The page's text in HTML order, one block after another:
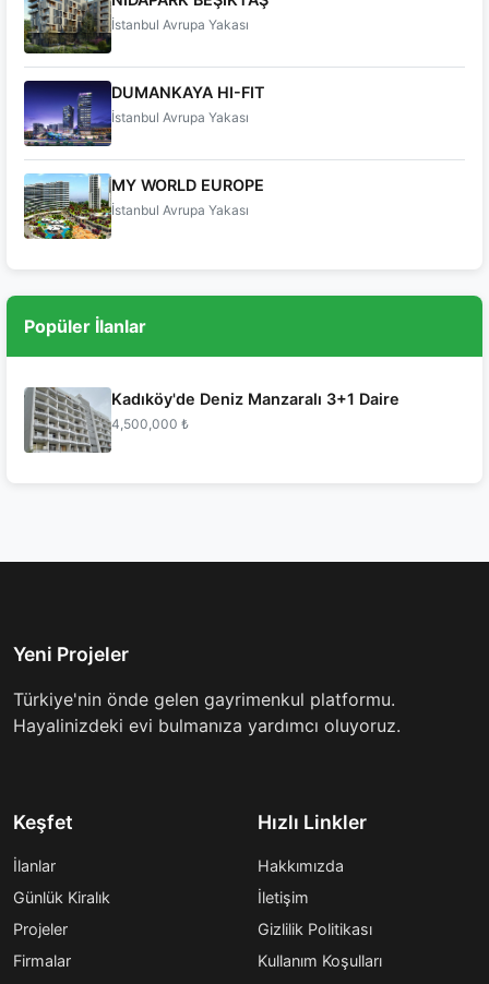
İstanbul Avrupa Yakası
DUMANKAYA HI-FIT
İstanbul Avrupa Yakası
MY WORLD EUROPE
İstanbul Avrupa Yakası
Popüler İlanlar
Kadıköy'de Deniz Manzaralı 3+1 Daire
4,500,000 ₺
Yeni Projeler
Türkiye'nin önde gelen gayrimenkul platformu.
Hayalinizdeki evi bulmanıza yardımcı oluyoruz.
Keşfet
İlanlar
Günlük Kiralık
Projeler
Firmalar
Hızlı Linkler
Hakkımızda
İletişim
Gizlilik Politikası
Kullanım Koşulları